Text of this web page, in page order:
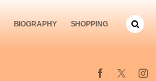
BIOGRAPHY SHOPPING